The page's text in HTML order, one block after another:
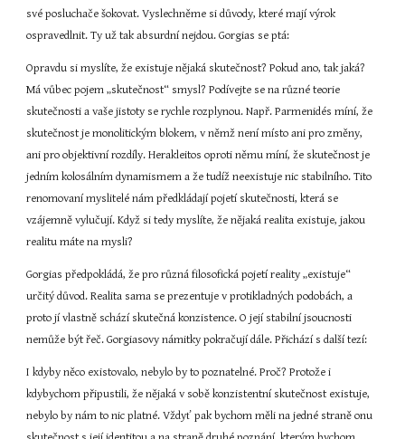
své posluchače šokovat. Vyslechněme si důvody, které mají výrok
ospravedlnit. Ty už tak absurdní nejdou. Gorgias se ptá:
Opravdu si myslíte, že existuje nějaká skutečnost? Pokud ano, tak jaká?
Má vůbec pojem „skutečnost“ smysl? Podívejte se na různé teorie
skutečnosti a vaše jistoty se rychle rozplynou. Např. Parmenidés míní, že
skutečnost je monolitickým blokem, v němž není místo ani pro změny,
ani pro objektivní rozdíly. Herakleitos oproti němu míní, že skutečnost je
jedním kolosálním dynamismem a že tudíž neexistuje nic stabilního. Tito
renomovaní myslitelé nám předkládají pojetí skutečnosti, která se
vzájemně vylučují. Když si tedy myslíte, že nějaká realita existuje, jakou
realitu máte na mysli?
Gorgias předpokládá, že pro různá filosofická pojetí reality „existuje“
určitý důvod. Realita sama se prezentuje v protikladných podobách, a
proto jí vlastně schází skutečná konzistence. O její stabilní jsoucnosti
nemůže být řeč. Gorgiasovy námitky pokračují dále. Přichází s další tezí:
I kdyby něco existovalo, nebylo by to poznatelné. Proč? Protože i
kdybychom připustili, že nějaká v sobě konzistentní skutečnost existuje,
nebylo by nám to nic platné. Vždyť pak bychom měli na jedné straně onu